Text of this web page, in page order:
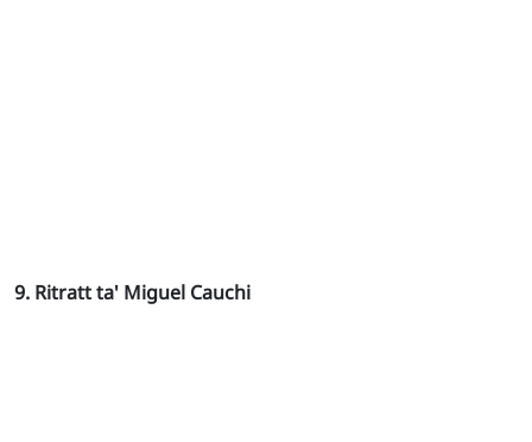
9. Ritratt ta' Miguel Cauchi